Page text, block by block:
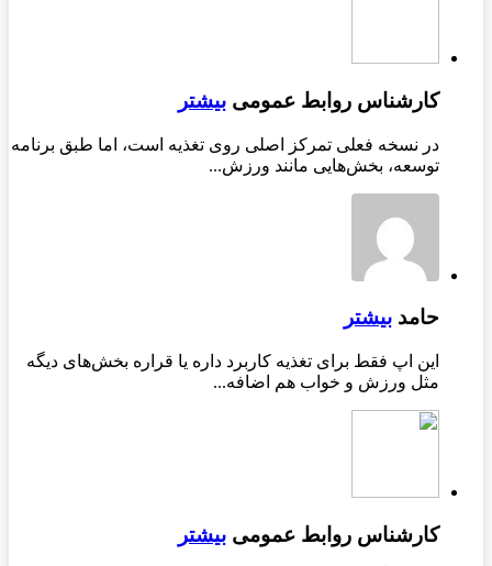
کارشناس روابط عمومی بیشتر
در نسخه فعلی تمرکز اصلی روی تغذیه است، اما طبق برنامه
توسعه، بخش‌هایی مانند ورزش...
حامد بیشتر
این اپ فقط برای تغذیه کاربرد داره یا قراره بخش‌های دیگه
مثل ورزش و خواب هم اضافه...
کارشناس روابط عمومی بیشتر